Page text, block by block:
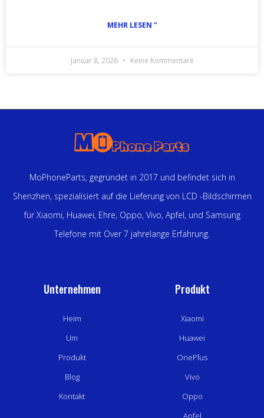
MEHR LESEN "
Januar 8, 2026 Keine Kommentare
MoPhoneParts, gegründet in 2017 und befindet sich in
Shenzhen, spezialisiert auf die Lieferung von LCD -Bildschirmen
für Xiaomi, Huawei, Ehre, Oppo, Vivo, Apfel, und Samsung
Telefone mit Over 7 jahrelange Erfahrung.
Unternehmen
Heim
Um
Produkt
Blog
Kontakt
Produkt
Xiaomi
Huawei
OnePlus
Vivo
Oppo
Apfel